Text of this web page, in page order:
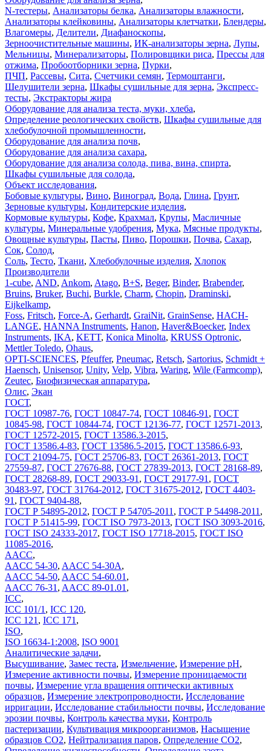
N-тестеры, Анализаторы белка, Анализаторы влажности,
Анализаторы клейковины, Анализаторы клетчатки, Блендеры,
Влагомеры, Делители, Диафаноскопы,
Зерноочистительные машины, ИК-анализаторы зерна, Лупы,
Мельницы, Минерализаторы, Полировщики риса, Прессы для
отжима, Пробоотборники зерна, Пурки,
ПЧП, Рассевы, Сита, Счетчики семян, Термоштанги,
Шелушители зерна, Шкафы сушильные для зерна, Экспресс-
тесты, Экстракторы жира
Оборудование для анализа теста, муки, хлеба,
Определение реологических свойств, Шкафы сушильные для
хлебобулочной промышленности,
Оборудование для анализа почв,
Оборудование для анализа сахара,
Оборудование для анализа солода, пива, вина, спирта,
Шкафы сушильные для солода,
Объект исследования,
Бобовые культуры, Вино, Виноград, Вода, Глина, Грунт,
Зерновые культуры, Кондитерские изделия,
Кормовые культуры, Кофе, Крахмал, Крупы, Масличные
культуры, Минеральные удобрения, Мука, Мясные продукты,
Овощные культуры, Пасты, Пиво, Порошки, Почва, Сахар,
Сок, Солод,
Соль, Тесто, Ткани, Хлебобулочные изделия, Хлопок
Производители
1-cube, AND, Ankom, Atago, B+S, Beger, Binder, Brabender,
Bruins, Bruker, Buchi, Burkle, Charm, Chopin, Draminski,
Eijkelkamp,
Foss, Fritsch, Force-A, Gerhardt, GraiNit, GrainSense, HACH-
LANGE, HANNA Instruments, Hanon, Haver&Boecker, Index
Instruments, IKA, KETT, Konica Minolta, KRUSS Optronic,
Mettler Toledo, Ohaus,
OPTI-SCIENCES, Pfeuffer, Pneumac, Retsch, Sartorius, Schmidt +
Haensch, Unisensor, Unity, Velp, Vibra, Waring, Wile (Farmcomp),
Zeutec, Биофизическая аппаратура,
Олис, Экан
ГОСТ,
ГОСТ 10987-76, ГОСТ 10847-74, ГОСТ 10846-91 , ГОСТ
10845-98, ГОСТ 10844-74, ГОСТ 12136-77, ГОСТ 12571-2013,
ГОСТ 12572-2015, ГОСТ 13586.3-2015,
ГОСТ 13586.4-83, ГОСТ 13586.5-2015, ГОСТ 13586.6-93,
ГОСТ 21094-75, ГОСТ 25706-83, ГОСТ 26361-2013, ГОСТ
27559-87, ГОСТ 27676-88, ГОСТ 27839-2013, ГОСТ 28168-89,
ГОСТ 28268-89, ГОСТ 29033-91 , ГОСТ 29177-91 , ГОСТ
30483-97, ГОСТ 31764-2012, ГОСТ 31675-2012, ГОСТ 4403-
91 , ГОСТ 9404-88,
ГОСТ Р 54895-2012, ГОСТ Р 54705-2011 , ГОСТ Р 54498-2011 ,
ГОСТ Р 51415-99, ГОСТ ISO 7973-2013, ГОСТ ISO 3093-2016,
ГОСТ ISO 24333-2017, ГОСТ ISO 17718-2015, ГОСТ ISO
11085-2016,
AACC,
AACC 54-30, AACC 54-30A,
AACC 54-50, AACC 54-60.01 ,
AACC 76-31 , AACC 89-01.01 ,
ICC,
ICC 101/1 , ICC 120,
ICC 121 , ICC 171 ,
ISO,
ISO 16634-1:2008, ISO 9001
Аналитические задачи,
Высушивание, Замес теста, Измельчение, Измерение pH,
Измерение активности почвы, Измерение проницаемости
почвы, Измерение угла вращения оптически активных
образцов, Измерение электропроводности, Исследование
ирригации, Исследование стабильности почвы, Исследование
эрозии почвы, Контроль качества муки, Контроль
пастеризации, Культивация микроорганизмов, Насыщение
образцов CO2, Нейтрализация паров, Определение CO2,